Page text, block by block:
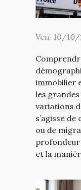
Ven. 10/10/
immobilier
les
variations
s’agisse
ou de
profondeur
et la